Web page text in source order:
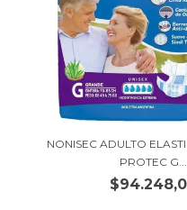
NONISEC ADULTO
PROTEC G...